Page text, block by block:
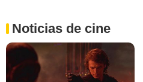
Noticias de cine